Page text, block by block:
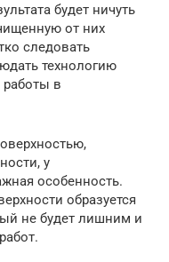
будет ничуть
от них
следовать
технологию
в
у
особенность.
образуется
не будет лишним и